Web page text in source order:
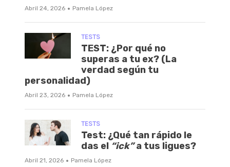
Abril 24, 2026 · Pamela López
TESTS
TEST: ¿Por qué no
superas a tu ex? (La
verdad según tu
personalidad)
Abril 23, 2026 · Pamela López
TESTS
Test: ¿Qué tan rápido le
das el “ick”a tus ligues?
Abril 21, 2026 · Pamela López